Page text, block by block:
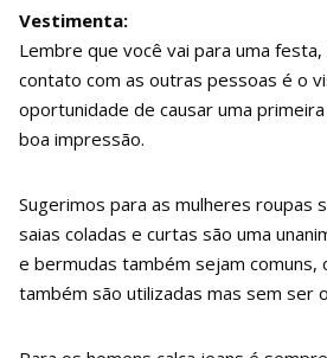
Vestimenta:
Lembre que você vai para uma
contato com as outras pessoas é o
oportunidade de causar uma primeira
boa impressão.
Sugerimos para as mulheres roupas
saias coladas e curtas são uma
e bermudas também sejam comuns,
também são utilizadas mas sem ser